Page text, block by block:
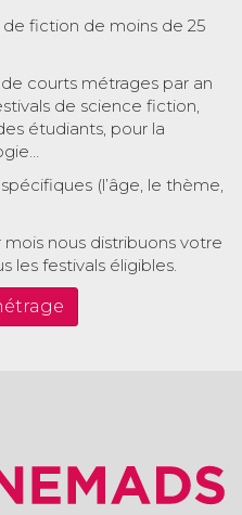
fiction de moins de 25
courts métrages par an
de science fiction,
étudiants, pour la
(l’âge, le thème,
nous distribuons votre
les festivals éligibles.